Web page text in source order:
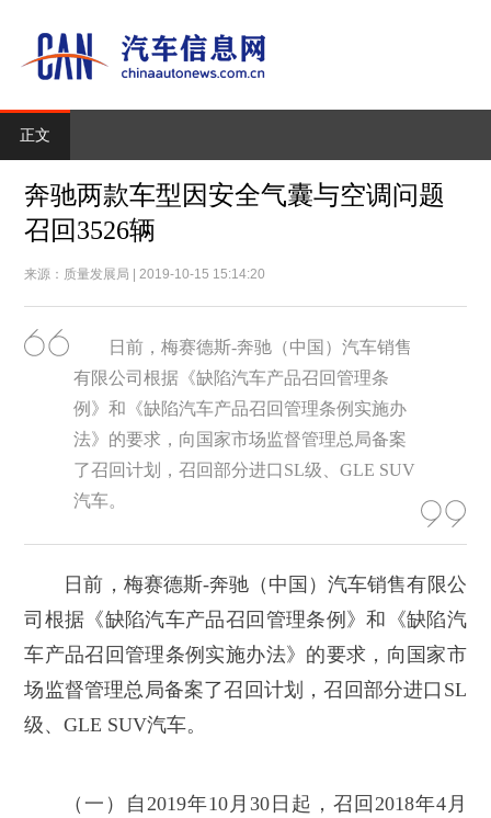
正文
奔驰两款车型因安全气囊与空调问题
召回3526辆
来源：质量发展局 | 2019-10-15 15:14:20
日前，梅赛德斯-奔驰（中国）汽车销售
有限公司根据《缺陷汽车产品召回管理条
例》和《缺陷汽车产品召回管理条例实施办
法》的要求，向国家市场监督管理总局备案
了召回计划，召回部分进口SL级、GLE SUV
汽车。
日前，梅赛德斯-奔驰（中国）汽车销售有限公
司根据《缺陷汽车产品召回管理条例》和《缺陷汽
车产品召回管理条例实施办法》的要求，向国家市
场监督管理总局备案了召回计划，召回部分进口SL
级、GLE SUV汽车。
（一）自2019年10月30日起，召回2018年4月